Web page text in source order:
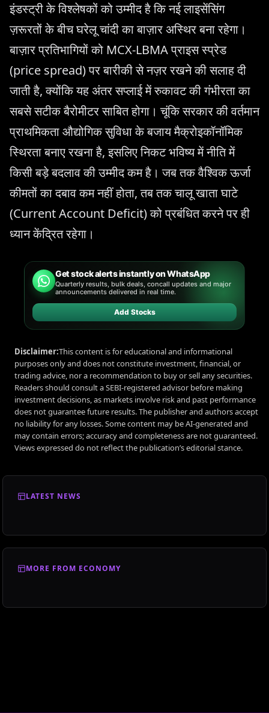
इंडस्ट्री के विश्लेषकों को उम्मीद है कि नई लाइसेंसिंग
ज़रूरतों के बीच घरेलू चांदी का बाज़ार अस्थिर बना रहेगा।
बाज़ार प्रतिभागियों को MCX-LBMA प्राइस स्प्रेड
(price spread) पर बारीकी से नज़र रखने की सलाह दी
जाती है, क्योंकि यह अंतर सप्लाई में रुकावट की गंभीरता का
सबसे सटीक बैरोमीटर साबित होगा। चूंकि सरकार की वर्तमान
प्राथमिकता औद्योगिक सुविधा के बजाय मैक्रोइकॉनॉमिक
स्थिरता बनाए रखना है, इसलिए निकट भविष्य में नीति में
किसी बड़े बदलाव की उम्मीद कम है। जब तक वैश्विक ऊर्जा
कीमतों का दबाव कम नहीं होता, तब तक चालू खाता घाटे
(Current Account Deficit) को प्रबंधित करने पर ही
ध्यान केंद्रित रहेगा।
Get stock alerts instantly on WhatsApp
Quarterly results, bulk deals, concall updates and major
announcements delivered in real time.
Add Stocks
Disclaimer:This content is for educational and informational
purposes only and does not constitute investment, financial, or
trading advice, nor a recommendation to buy or sell any securities.
Readers should consult a SEBI-registered advisor before making
investment decisions, as markets involve risk and past performance
does not guarantee future results. The publisher and authors accept
no liability for any losses. Some content may be AI-generated and
may contain errors; accuracy and completeness are not guaranteed.
Views expressed do not reflect the publication’s editorial stance.
LATEST NEWS
MORE FROM ECONOMY